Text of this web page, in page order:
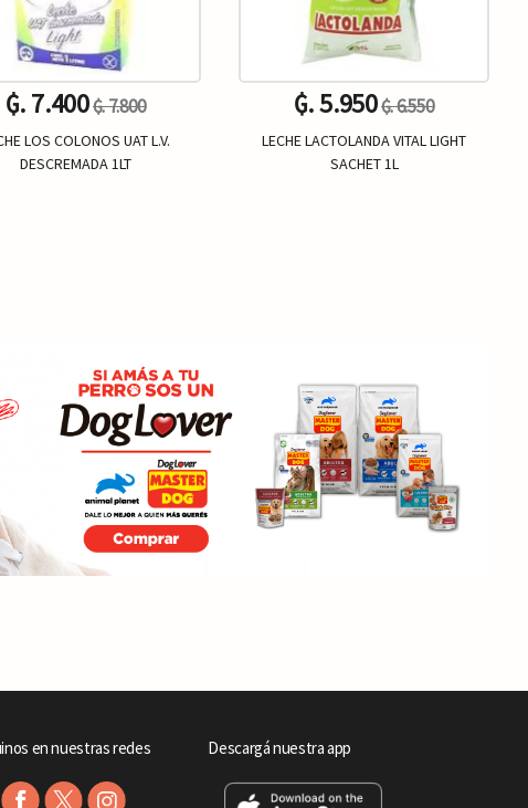
₲. 7.400₲. 7.800
LOS COLONOS UAT L.V.
DESCREMADA 1LT
₲. 5.950₲. 6.550
LECHE LACTOLANDA VITAL LIGHT
SACHET 1L
en nuestras redes Descargá nuestra app